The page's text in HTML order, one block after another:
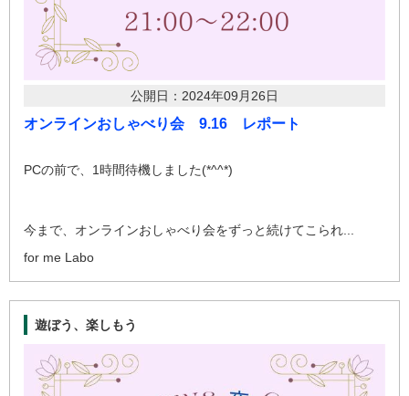
公開日：2024年09月26日
オンラインおしゃべり会 9.16 レポート
PCの前で、1時間待機しました(*^^*)
今まで、オンラインおしゃべり会をずっと続けてこられ...
for me Labo
遊ぼう、楽しもう